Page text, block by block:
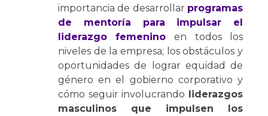
importancia de desarrollar programas
de mentoría para impulsar el
liderazgo femenino
en todos los
niveles de la empresa; los obstáculos y
oportunidades de lograr equidad de
género en el gobierno corporativo y
cómo seguir involucrando liderazgos
masculinos que impulsen los